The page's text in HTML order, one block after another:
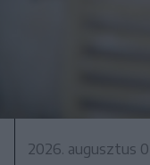
2026. augusztus